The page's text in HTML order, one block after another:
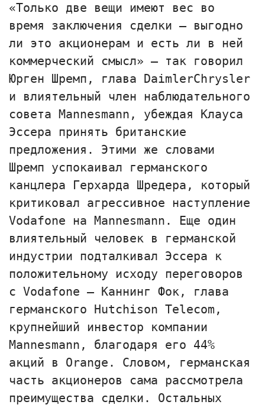
«Только две вещи имеют вес во
время заключения сделки — выгодно
ли это акционерам и есть ли в ней
коммерческий смысл» — так говорил
Юрген Шремп, глава DaimlerChrysler
и влиятельный член наблюдательного
совета Маnnesmann, убеждая Клауса
Эссера принять британские
предложения. Этими же словами
Шремп успокаивал германского
канцлера Герхарда Шредера, который
критиковал агрессивное наступление
Vodafone на Маnnesmann. Еще один
влиятельный человек в германской
индустрии пoдталкивал Эссера к
положительному исходу переговоров
с Vodafone — Каннинг Фок, глава
германского Нutchison Telecom,
крупнейший инвестор компании
Маnnesmann, благодаря его 44%
акций в Оrange. Словом, германская
часть акционеров сама рассмотрела
преимущества сделки. Остальных